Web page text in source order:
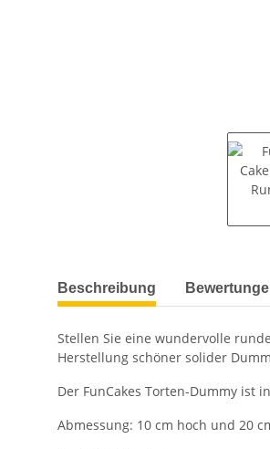
weitere Registerkarten anzeigen
Beschreibung
Stellen Sie eine wundervolle
Herstellung schöner solider
Der FunCakes Torten-Dummy ist
Abmessung: 10 cm hoch und 20